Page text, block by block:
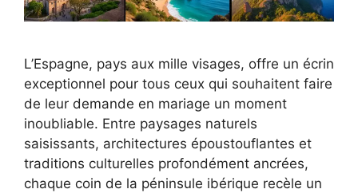
L’Espagne, pays aux mille visages, offre un écrin
exceptionnel pour tous ceux qui souhaitent faire
de leur demande en mariage un moment
inoubliable. Entre paysages naturels
saisissants, architectures époustouflantes et
traditions culturelles profondément ancrées,
chaque coin de la péninsule ibérique recèle un